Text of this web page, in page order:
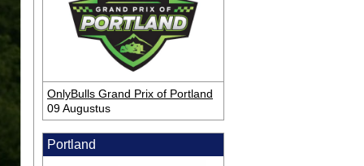
OnlyBulls Grand Prix of Portland
09 Augustus
Portland